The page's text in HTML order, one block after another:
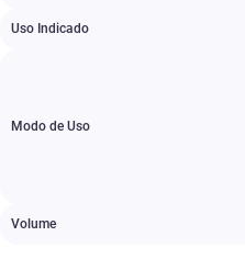
Uso Indicado
Modo de Uso
Volume